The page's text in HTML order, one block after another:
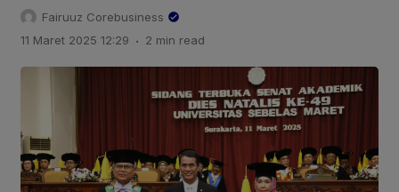
Fairuuz Corebusiness
11 Maret 2025 12:29 . 2 min read